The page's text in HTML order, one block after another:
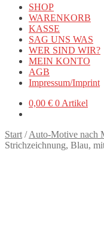
SHOP
WARENKORB
KASSE
SAG UNS WAS
WER SIND WIR?
MEIN KONTO
AGB
Impressum/Imprint
0,00 € 0 Artikel
Start /Auto-Motive nach
Strichzeichnung, Blau,